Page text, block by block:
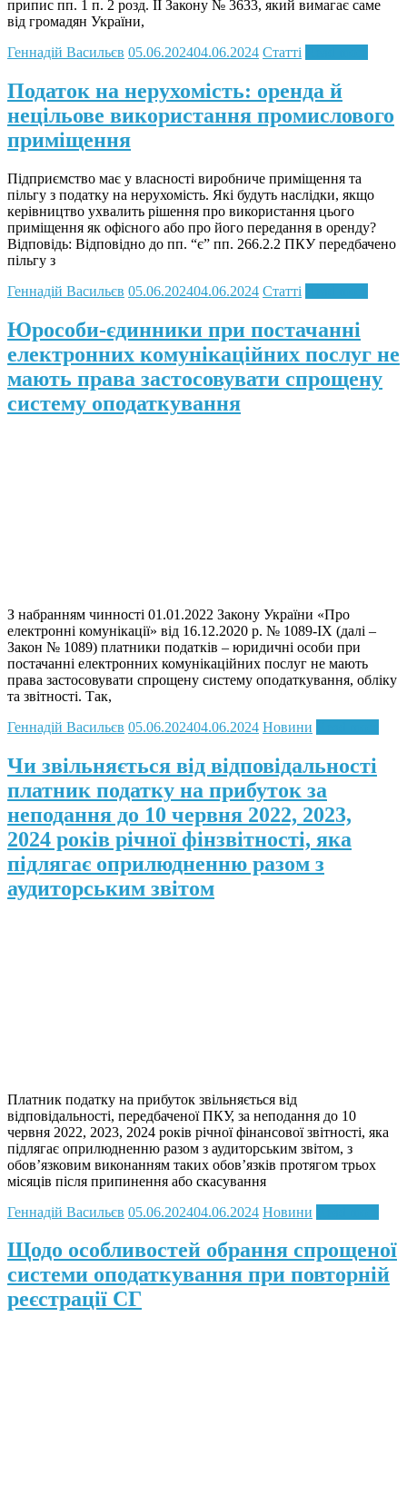
припис пп. 1 п. 2 розд. ІІ Закону № 3633, який вимагає саме
від громадян України,
Геннадій Васильєв 05.06.202404.06.2024 Статті
Податок на нерухомість: оренда й
нецільове використання промислового
приміщення
Підприємство має у власності виробниче приміщення та
пільгу з податку на нерухомість. Які будуть наслідки, якщо
керівництво ухвалить рішення про використання цього
приміщення як офісного або про його передання в оренду?
Відповідь: Відповідно до пп. “є” пп. 266.2.2 ПКУ передбачено
пільгу з
Геннадій Васильєв 05.06.202404.06.2024 Статті
Юрособи-єдинники при постачанні
електронних комунікаційних послуг не
мають права застосовувати спрощену
систему оподаткування
З набранням чинності 01.01.2022 Закону України «Про
електронні комунікації» від 16.12.2020 р. № 1089-IX (далі –
Закон № 1089) платники податків – юридичні особи при
постачанні електронних комунікаційних послуг не мають
права застосовувати спрощену систему оподаткування, обліку
та звітності. Так,
Геннадій Васильєв 05.06.202404.06.2024 Новини
Чи звільняється від відповідальності
платник податку на прибуток за
неподання до 10 червня 2022, 2023,
2024 років річної фінзвітності, яка
підлягає оприлюдненню разом з
аудиторським звітом
Платник податку на прибуток звільняється від
відповідальності, передбаченої ПКУ, за неподання до 10
червня 2022, 2023, 2024 років річної фінансової звітності, яка
підлягає оприлюдненню разом з аудиторським звітом, з
обов’язковим виконанням таких обов’язків протягом трьох
місяців після припинення або скасування
Геннадій Васильєв 05.06.202404.06.2024 Новини
Щодо особливостей обрання спрощеної
системи оподаткування при повторній
реєстрації СГ